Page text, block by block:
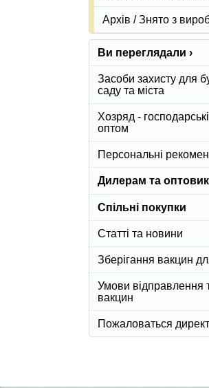
Архів / Знято з
Ви переглядали ›
Засоби захисту для
саду та міста
Хозряд -
оптом
Персональні
Дилерам та
Спільні покупки
Статті та новини
Зберігання вакцин
Умови відправлення
вакцин
Пожаловаться